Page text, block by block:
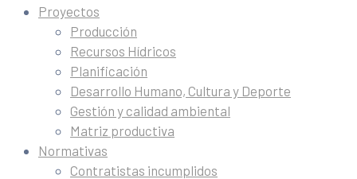
Proyectos
Producción
Recursos Hídricos
Planificación
Desarrollo Humano, Cultura y Deporte
Gestión y calidad ambiental
Matriz productiva
Normativas
Contratistas incumplidos